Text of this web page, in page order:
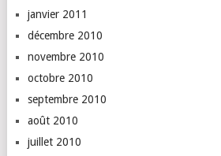
janvier 2011
décembre 2010
novembre 2010
octobre 2010
septembre 2010
août 2010
juillet 2010